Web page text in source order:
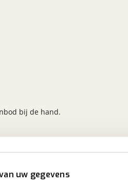
uw gegevens
bij de hand.